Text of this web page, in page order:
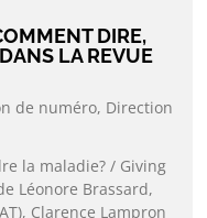
DIRE,
LA REVUE
de numéro, Direction
la maladie? / Giving
Léonore Brassard,
Clarence Lampron